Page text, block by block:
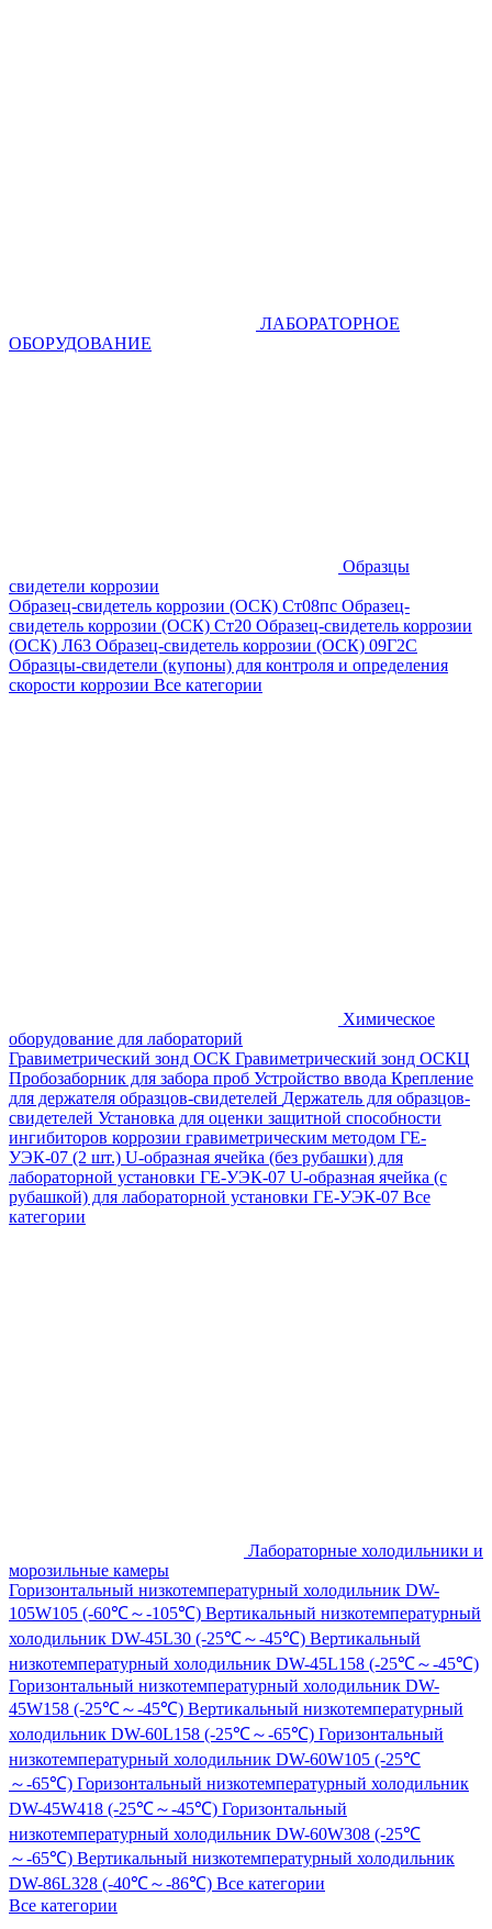
ЛАБОРАТОРНОЕ
ОБОРУДОВАНИЕ
Образцы
свидетели коррозии
Образец-свидетель коррозии (ОСК) Ст08пс Образец-
свидетель коррозии (ОСК) Ст20 Образец-свидетель коррозии
(ОСК) Л63 Образец-свидетель коррозии (ОСК) 09Г2С
Образцы-свидетели (купоны) для контроля и определения
скорости коррозии Все категории
Химическое
оборудование для лабораторий
Гравиметрический зонд ОСК Гравиметрический зонд ОСКЦ
Пробозаборник для забора проб Устройство ввода Крепление
для держателя образцов-свидетелей Держатель для образцов-
свидетелей Установка для оценки защитной способности
ингибиторов коррозии гравиметрическим методом ГЕ-
УЭК-07 (2 шт.) U-образная ячейка (без рубашки) для
лабораторной установки ГЕ-УЭК-07 U-образная ячейка (с
рубашкой) для лабораторной установки ГЕ-УЭК-07 Все
категории
Лабораторные холодильники и
морозильные камеры
Горизонтальный низкотемпературный холодильник DW-
105W105 (-60℃～-105℃) Вертикальный низкотемпературный
холодильник DW-45L30 (-25℃～-45℃) Вертикальный
низкотемпературный холодильник DW-45L158 (-25℃～-45℃)
Горизонтальный низкотемпературный холодильник DW-
45W158 (-25℃～-45℃) Вертикальный низкотемпературный
холодильник DW-60L158 (-25℃～-65℃) Горизонтальный
низкотемпературный холодильник DW-60W105 (-25℃
～-65℃) Горизонтальный низкотемпературный холодильник
DW-45W418 (-25℃～-45℃) Горизонтальный
низкотемпературный холодильник DW-60W308 (-25℃
～-65℃) Вертикальный низкотемпературный холодильник
DW-86L328 (-40℃～-86℃) Все категории
Все категории